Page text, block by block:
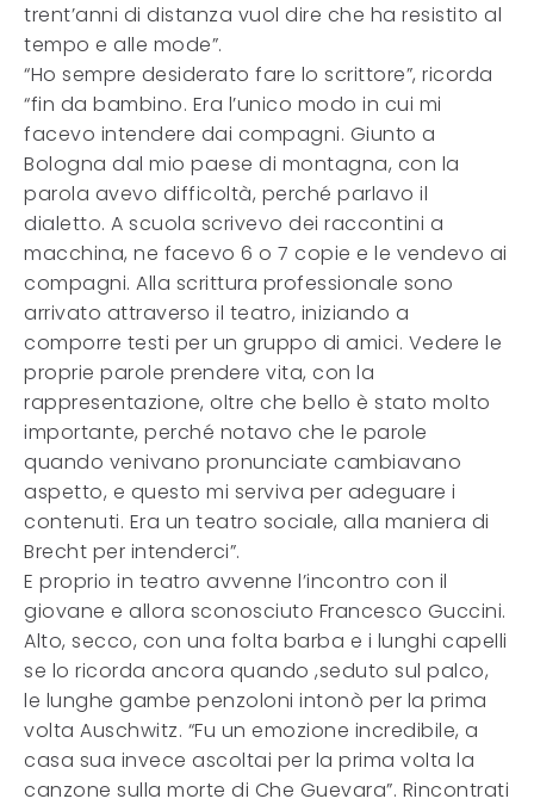
trent’anni di distanza vuol dire che ha resistito al
tempo e alle mode”.
“Ho sempre desiderato fare lo scrittore”, ricorda
“fin da bambino. Era l’unico modo in cui mi
facevo intendere dai compagni. Giunto a
Bologna dal mio paese di montagna, con la
parola avevo difficoltà, perché parlavo il
dialetto. A scuola scrivevo dei raccontini a
macchina, ne facevo 6 o 7 copie e le vendevo ai
compagni. Alla scrittura professionale sono
arrivato attraverso il teatro, iniziando a
comporre testi per un gruppo di amici. Vedere le
proprie parole prendere vita, con la
rappresentazione, oltre che bello è stato molto
importante, perché notavo che le parole
quando venivano pronunciate cambiavano
aspetto, e questo mi serviva per adeguare i
contenuti. Era un teatro sociale, alla maniera di
Brecht per intenderci”.
E proprio in teatro avvenne l’incontro con il
giovane e allora sconosciuto Francesco Guccini.
Alto, secco, con una folta barba e i lunghi capelli
se lo ricorda ancora quando ,seduto sul palco,
le lunghe gambe penzoloni intonò per la prima
volta Auschwitz. “Fu un emozione incredibile, a
casa sua invece ascoltai per la prima volta la
canzone sulla morte di Che Guevara”. Rincontrati